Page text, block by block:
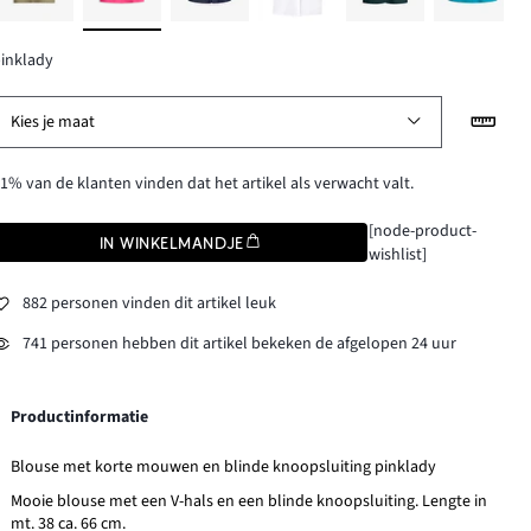
Kies je maat
van de klanten vinden dat het artikel als verwacht valt.
IN WINKELMANDJE
[node-product-
wishlist]
882 personen vinden dit artikel leuk
741 personen hebben dit artikel bekeken de afgelopen 24 uur
Productinformatie
Blouse met korte mouwen en blinde knoopsluiting pinklady
Mooie blouse met een V-hals en een blinde knoopsluiting. Lengte in
mt. 38 ca. 66 cm.